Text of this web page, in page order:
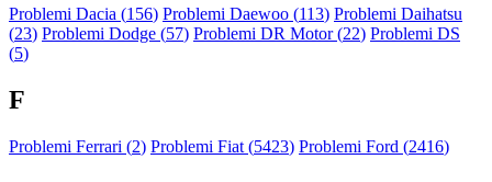
Problemi Dacia (156) Problemi Daewoo (113) Problemi Daihatsu
(23) Problemi Dodge (57) Problemi DR Motor (22) Problemi DS
(5)
F
Problemi Ferrari (2) Problemi Fiat (5423) Problemi Ford (2416)